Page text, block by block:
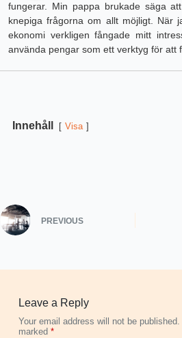
fungerar. Min pappa brukade säga
knepiga frågorna om allt möjligt. När
ekonomi verkligen fångade mitt
använda pengar som ett verktyg för att
Innehåll Visa
PREVIOUS
Leave a Reply
Your email address will not be published.
marked *